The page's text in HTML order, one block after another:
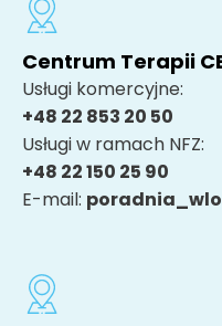
Centrum Terapii
Usługi komercyjne:
+48 22 853 20 50
Usługi w ramach NFZ:
+48 22 150 25 90
E-mail: